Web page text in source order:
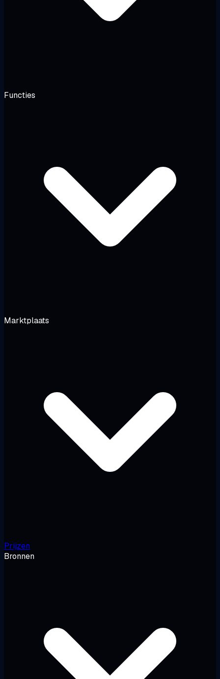
Functies
Marktplaats
Prijzen
Bronnen